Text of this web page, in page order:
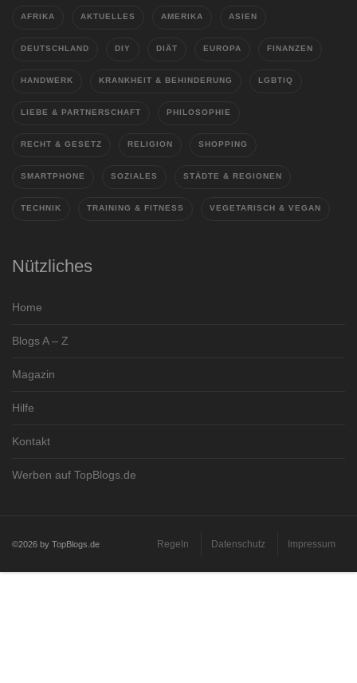
AFRIKA AKTUELLES AMERIKA ASIEN
DEUTSCHLAND DIY DIÄT EUROPA FINANZEN
HANDWERK KRANKHEIT & BEHINDERUNG LGBTIQ
LIEBE & PARTNERSCHAFT PHILOSOPHIE
RECHT & GESETZ RELIGION SHOPPING
SMARTPHONE SOZIALES STÄDTE & REGIONEN
TECHNIK TRAINING & FITNESS VEGETARISCH & VEGAN
Nützliches
Home
Blogs A – Z
Magazin
Hilfe
Kontakt
Werben auf TopBlogs.de
©2026 by TopBlogs.de Regeln Datenschutz Impressum